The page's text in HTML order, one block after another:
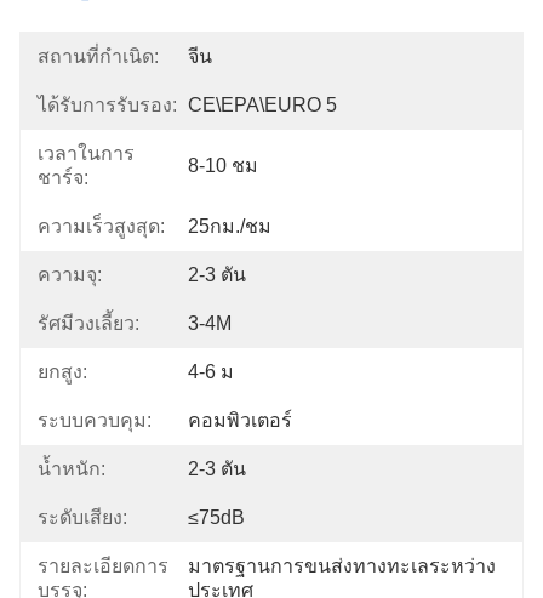
สถานที่กำเนิด: จีน
ได้รับการรับรอง: CE\EPA\EURO 5
เวลาในการ
ชาร์จ:
8-10 ชม
ความเร็วสูงสุด: 25กม./ชม
ความจุ: 2-3 ตัน
รัศมีวงเลี้ยว: 3-4M
ยกสูง: 4-6 ม
ระบบควบคุม: คอมพิวเตอร์
น้ำหนัก: 2-3 ตัน
ระดับเสียง: ≤75dB
รายละเอียดการ
บรรจุ:
มาตรฐานการขนส่งทางทะเลระหว่าง
ประเทศ